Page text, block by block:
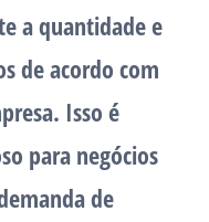
a quantidade e
de acordo com
Isso é
para negócios
de